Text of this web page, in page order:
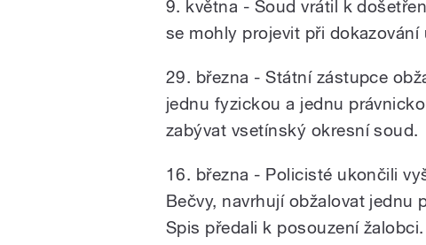
9. května - Soud vrátil k
se mohly projevit při dokazování
29. března - Státní zástupce
jednu fyzickou a jednu
zabývat vsetínský okresní soud.
16. března - Policisté ukončili
Bečvy, navrhují obžalovat jednu
Spis předali k posouzení žalobci.